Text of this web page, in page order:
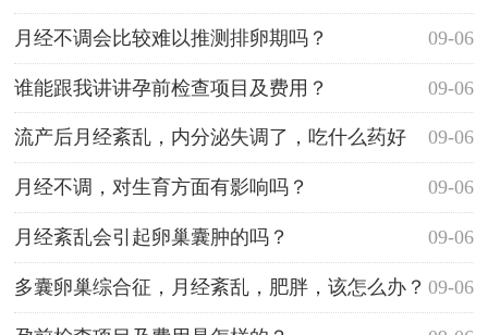
09-06
月经不调会比较难以推测排卵期吗？
09-06
谁能跟我讲讲孕前检查项目及费用？
09-06
流产后月经紊乱，内分泌失调了，吃什么药好
呢？ 09-06
月经不调，对生育方面有影响吗？
09-06
月经紊乱会引起卵巢囊肿的吗？
09-06
多囊卵巢综合征，月经紊乱，肥胖，该怎么办？